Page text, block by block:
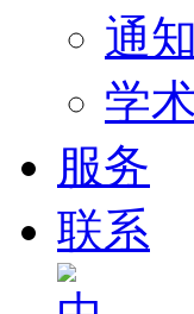
通知
学
服务
联系